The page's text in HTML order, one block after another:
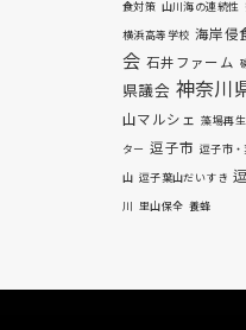
食対策 山川海の連続性
横浜高等学校 海岸侵
会 石井ファーム
県議会 神奈川
山マルシェ
藻場再生
ター 逗子市 逗子市・
山 逗子葉山だいすき
川 里山保全 養蜂